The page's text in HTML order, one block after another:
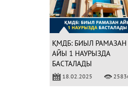
ҚМДБ: БИЫЛ РАМАЗАН
АЙЫ 1 НАУРЫЗДА
БАСТАЛАДЫ
18.02.2025